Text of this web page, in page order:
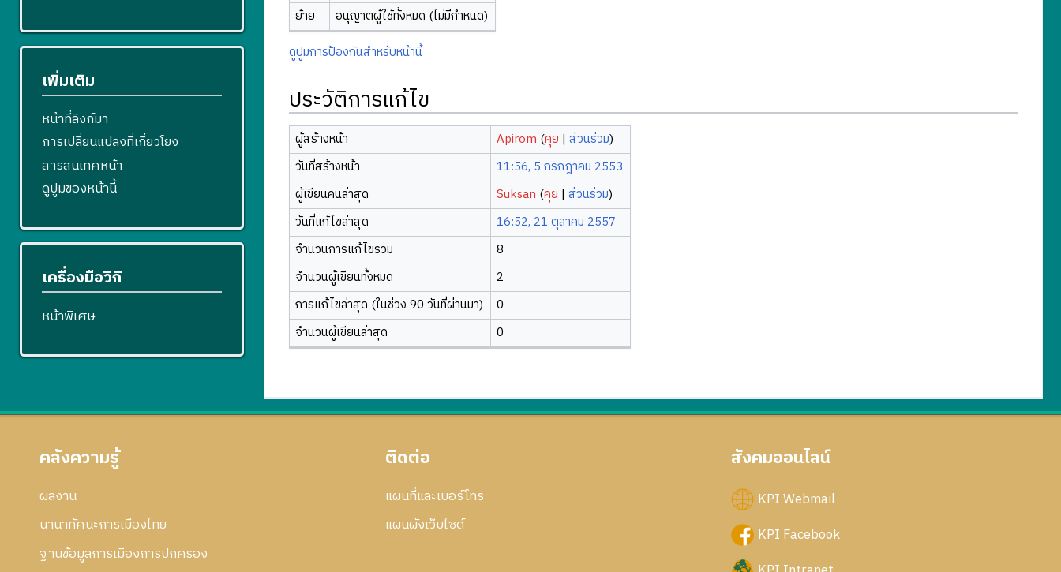
ย้าย
อนุญาตผู้ใช้ทั้งหมด (ไม่มีกำหนด)
ดูปูมการป้องกันสำหรับหน้านี้
ประวัติการแก้ไข
ผู้สร้างหน้า Apirom (คุย |ส่วนร่วม)
วันที่สร้างหน้า
11:56, 5 กรกฎาคม 2553
ผู้เขียนคนล่าสุด
Suksan (คุย |ส่วนร่วม)
วันที่แก้ไขล่าสุด
16:52, 21 ตุลาคม 2557
จำนวนการแก้ไขรวม
8
จำนวนผู้เขียนทั้งหมด
2
การแก้ไขล่าสุด (ในช่วง 90 วันที่ผ่านมา)
0
จำนวนผู้เขียนล่าสุด
0
เพิ่มเติม
หน้าที่ลิงก์มา
การเปลี่ยนแปลงที่เกี่ยวโยง
สารสนเทศหน้า
ดูปูมของหน้านี้
เครื่องมือวิกิ
หน้าพิเศษ
คลังความรู้
ผลงาน
นานาทัศนะการเมืองไทย
ฐานข้อมูลการเมืองการปกครอง
ติดต่อ
แผนที่และเบอร์โทร
แผนผังเว็บไซด์
สังคมออนไลน์
KPI Webmail
KPI Facebook